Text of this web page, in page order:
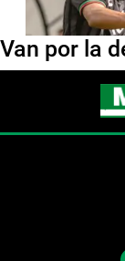
Van por la